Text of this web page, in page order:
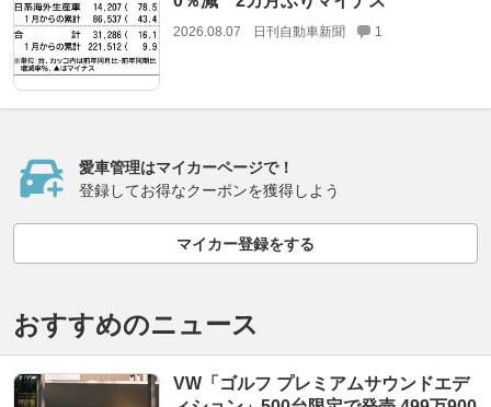
2026.08.07 日刊自動車新聞 1
愛車管理はマイカーページで！
登録してお得なクーポンを獲得しよう
マイカー登録をする
おすすめのニュース
VW「ゴルフ プレミアムサウンドエデ